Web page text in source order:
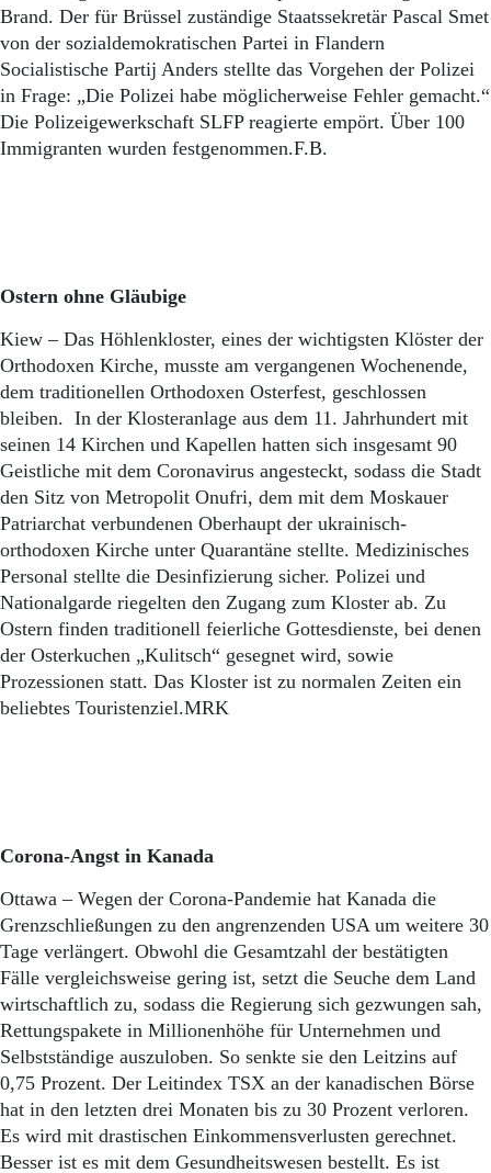
Abo Prämien
Archiv
Mediadaten
Kontakt
Impressum
Datenschutz
Brand. Der für Brüssel zuständige Staatssekretär Pascal Smet
von der sozialdemokratischen Partei in Flandern
Socialistische Partij Anders stellte das Vorgehen der Polizei
in Frage: „Die Polizei habe möglicherweise Fehler gemacht.“
Die Polizeigewerkschaft SLFP reagierte empört. Über 100
Immigranten wurden festgenommen.F.B.
Ostern ohne Gläubige
Kiew – Das Höhlenkloster, eines der wichtigsten Klöster der
Orthodoxen Kirche, musste am vergangenen Wochenende,
dem traditionellen Orthodoxen Osterfest, geschlossen
bleiben. In der Klosteranlage aus dem 11. Jahrhundert mit
seinen 14 Kirchen und Kapellen hatten sich insgesamt 90
Geistliche mit dem Coronavirus angesteckt, sodass die Stadt
den Sitz von Metropolit Onufri, dem mit dem Moskauer
Patriarchat verbundenen Oberhaupt der ukrainisch-
orthodoxen Kirche unter Quarantäne stellte. Medizinisches
Personal stellte die Desinfizierung sicher. Polizei und
Nationalgarde riegelten den Zugang zum Kloster ab. Zu
Ostern finden traditionell feierliche Gottesdienste, bei denen
der Osterkuchen „Kulitsch“ gesegnet wird, sowie
Prozessionen statt. Das Kloster ist zu normalen Zeiten ein
beliebtes Touristenziel.MRK
Corona-Angst in Kanada
Ottawa – Wegen der Corona-Pandemie hat Kanada die
Grenzschließungen zu den angrenzenden USA um weitere 30
Tage verlängert. Obwohl die Gesamtzahl der bestätigten
Fälle vergleichsweise gering ist, setzt die Seuche dem Land
wirtschaftlich zu, sodass die Regierung sich gezwungen sah,
Rettungspakete in Millionenhöhe für Unternehmen und
Selbstständige auszuloben. So senkte sie den Leitzins auf
0,75 Prozent. Der Leitindex TSX an der kanadischen Börse
hat in den letzten drei Monaten bis zu 30 Prozent verloren.
Es wird mit drastischen Einkommensverlusten gerechnet.
Besser ist es mit dem Gesundheitswesen bestellt. Es ist